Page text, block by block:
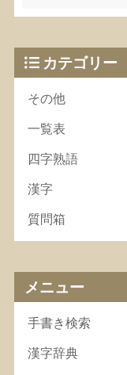
カテゴリー
その他
一覧表
四字熟語
漢字
質問箱
メニュー
手書き検索
漢字辞典